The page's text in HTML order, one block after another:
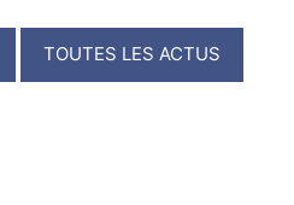
TOUTES LES ACTUS